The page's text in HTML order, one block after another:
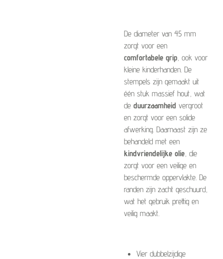
De diameter van 45 mm
zorgt voor een
comfortabele grip , ook voor
kleine kinderhanden. De
stempels zijn gemaakt uit
één stuk massief hout, wat
de duurzaamheid vergroot
en zorgt voor een solide
afwerking. Daarnaast zijn ze
behandeld met een
kindvriendelijke olie , die
zorgt voor een veilige en
beschermde oppervlakte. De
randen zijn zacht geschuurd,
wat het gebruik prettig en
veilig maakt.
Vier dubbelzijdige